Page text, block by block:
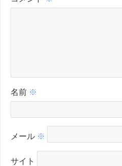
名前 ※
メール ※
サイト